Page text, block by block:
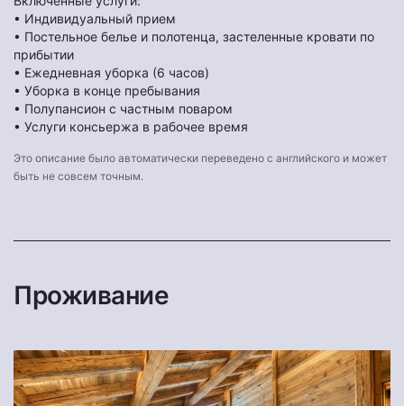
• Индивидуальный прием
• Постельное белье и полотенца, застеленные кровати по
прибытии
• Ежедневная уборка (6 часов)
• Уборка в конце пребывания
• Полупансион с частным поваром
• Услуги консьержа в рабочее время
Это описание было автоматически переведено с английского и может
быть не совсем точным.
Проживание